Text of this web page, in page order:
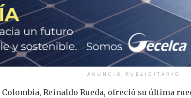
ANUNCIO PUBLICITARIO
Reinaldo Rueda, ofreció su última